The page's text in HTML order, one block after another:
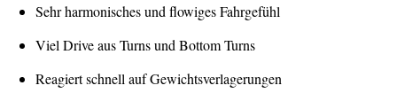
Sehr harmonisches und flowiges Fahrgefühl
Viel Drive aus Turns und Bottom Turns
Reagiert schnell auf Gewichtsverlagerungen